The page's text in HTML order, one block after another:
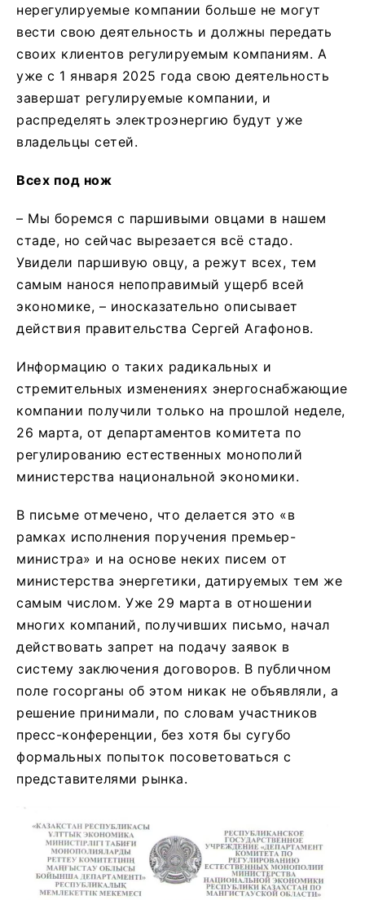
нерегулируемые компании больше не могут
вести свою деятельность и должны передать
своих клиентов регулируемым компаниям. А
уже с 1 января 2025 года свою деятельность
завершат регулируемые компании, и
распределять электроэнергию будут уже
владельцы сетей.
Всех под нож
– Мы боремся с паршивыми овцами в нашем
стаде, но сейчас вырезается всё стадо.
Увидели паршивую овцу, а режут всех, тем
самым нанося непоправимый ущерб всей
экономике, – иносказательно описывает
действия правительства Сергей Агафонов.
Информацию о таких радикальных и
стремительных изменениях энергоснабжающие
компании получили только на прошлой неделе,
26 марта, от департаментов комитета по
регулированию естественных монополий
министерства национальной экономики.
В письме отмечено, что делается это «в
рамках исполнения поручения премьер-
министра» и на основе неких писем от
министерства энергетики, датируемых тем же
самым числом. Уже 29 марта в отношении
многих компаний, получивших письмо, начал
действовать запрет на подачу заявок в
систему заключения договоров. В публичном
поле госорганы об этом никак не объявляли, а
решение принимали, по словам участников
пресс-конференции, без хотя бы сугубо
формальных попыток посоветоваться с
представителями рынка.